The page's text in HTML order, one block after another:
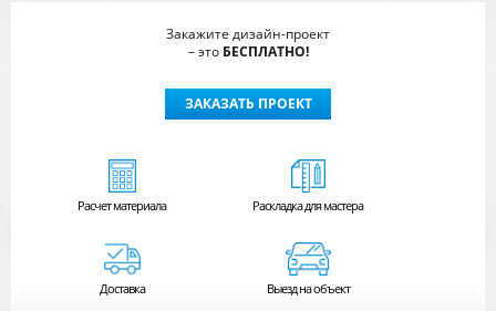
Закажите дизайн-проект
– это БЕСПЛАТНО!
ЗАКАЗАТЬ ПРОЕКТ
Расчетматериала Раскладка для мастера
Доставка Выезд на объект